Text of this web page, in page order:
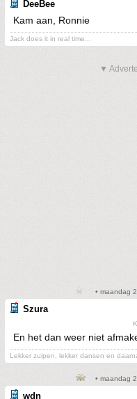
DeeBee
Kam aan, Ronnie
Jack does it in real time...
▼
• maandag
Szura
En het dan weer niet
Lekker zuipen, lekker dansen en
• maandag
wdn